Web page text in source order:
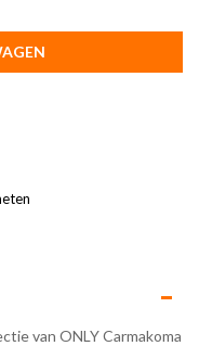
van ONLY Carmakoma